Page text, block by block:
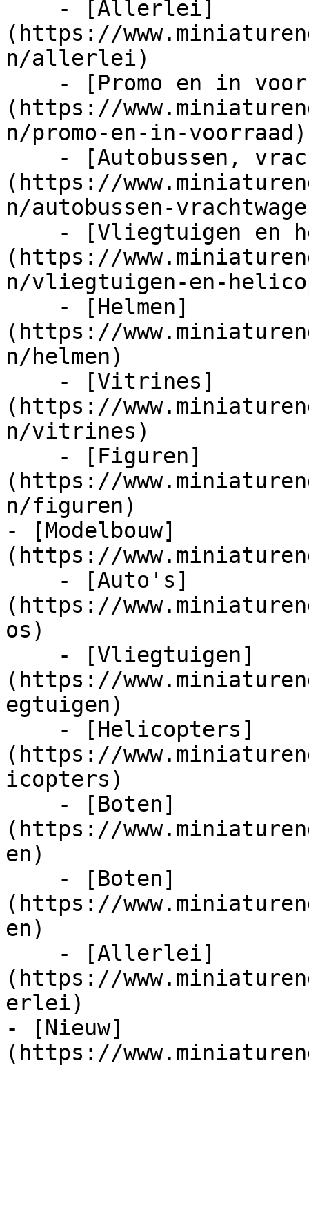
(https://
n/allerlei)
(https://
n/promo-en-in-voorraad)
(https://
n/autobussen-
(https://
n/vliegtuigen-en-
(https://
n/helmen)
(https://
n/vitrines)
(https://
n/figuren)
- [Modelbouw]
(https://
(https://
os)
(https://
egtuigen)
(https://
icopters)
(https://
en)
(https://
en)
(https://
erlei)
- [Nieuw]